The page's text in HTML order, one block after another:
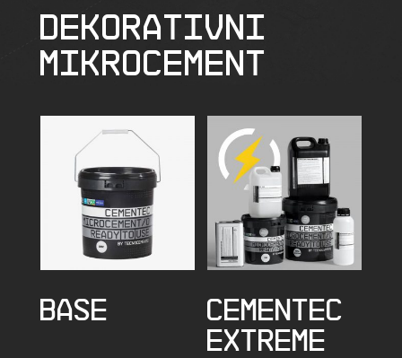
DEKORATIVNI
MIKROCEMENT
BASE
CEMENTEC
EXTREME